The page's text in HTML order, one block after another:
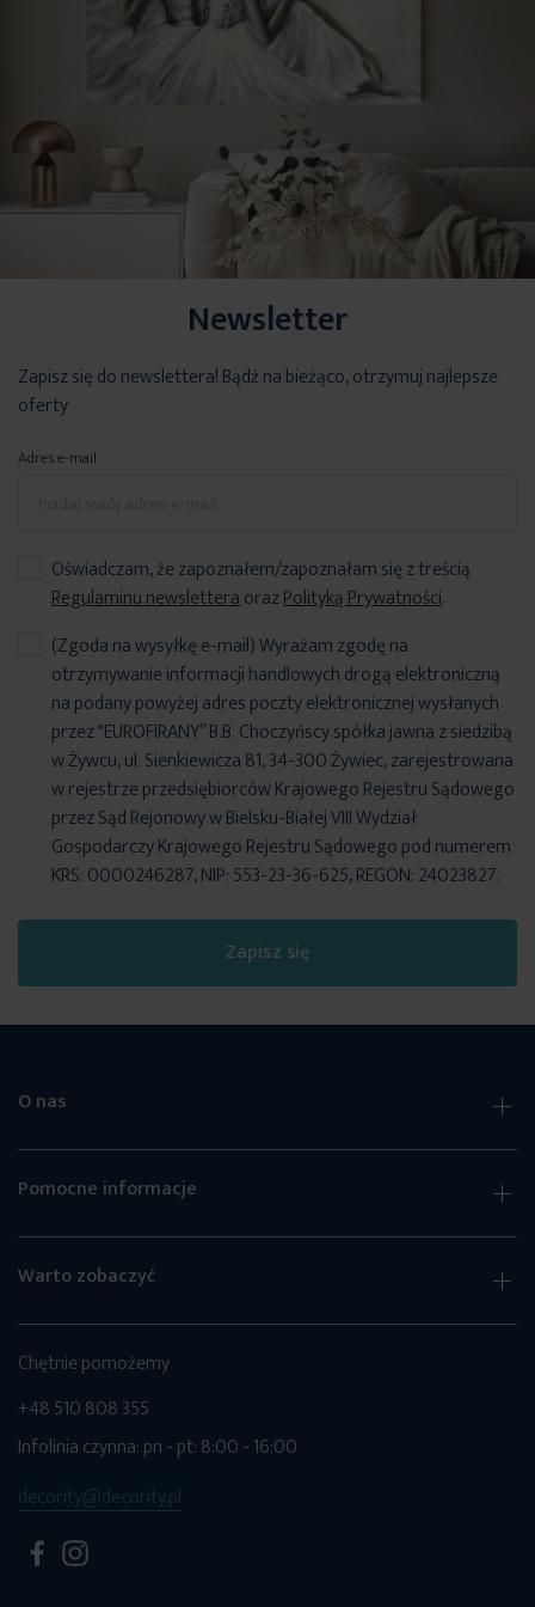
Newsletter
Zapisz się do newslettera! Bądź na bieżąco, otrzymuj najlepsze
oferty
Adres e-mail
Oświadczam, że zapoznałem/zapoznałam się z treścią
Regulaminu newsletteraorazPolityką Prywatności.
Zapisz się
(Zgoda na wysyłkę e-mail) Wyrażam zgodę na
otrzymywanie informacji handlowych drogą elektroniczną
na podany powyżej adres poczty elektronicznej wysłanych
przez "EUROFIRANY” B.B. Choczyńscy spółka jawna z siedzibą
w Żywcu, ul. Sienkiewicza 81, 34-300 Żywiec, zarejestrowana
w rejestrze przedsiębiorców Krajowego Rejestru Sądowego
przez Sąd Rejonowy w Bielsku-Białej VIII Wydział
Gospodarczy Krajowego Rejestru Sądowego pod numerem
KRS: 0000246287, NIP: 553-23-36-625, REGON: 24023827.
O nas
Pomocne informacje
Warto zobaczyć
Chętnie pomożemy
+48 510 808 355
Infolinia czynna: pn - pt: 8:00 - 16:00
decority@decority.pl